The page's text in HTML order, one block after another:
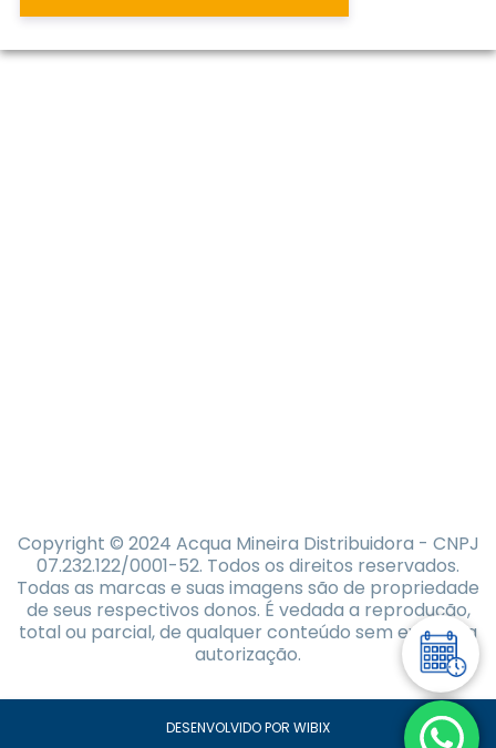
Copyright © 2024 Acqua Mineira Distribuidora - CNPJ
07.232.122/0001-52. Todos os direitos reservados.
Todas as marcas e suas imagens são de propriedade
de seus respectivos donos. É vedada a reprodução,
total ou parcial, de qualquer conteúdo sem expressa
autorização.
DESENVOLVIDO POR WIBIX